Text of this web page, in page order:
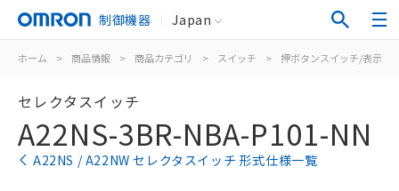
制御機器 Japan
ホーム > 商品情報 > 商品カテゴリ > スイッチ > 押ボタンスイッチ/表示灯
セレクタスイッチ
A22NS-3BR-NBA-P101-NN
A22NS / A22NW セレクタスイッチ 形式仕様一覧